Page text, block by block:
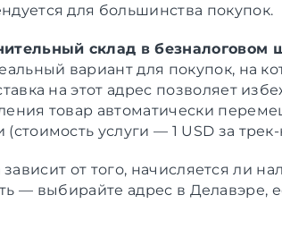
для большинства покупок.
склад в безналоговом
вариант для покупок, на
на этот адрес позволяет
товар автоматически
услуги — 1 USD за
от того, начисляется ли
— выбирайте адрес в